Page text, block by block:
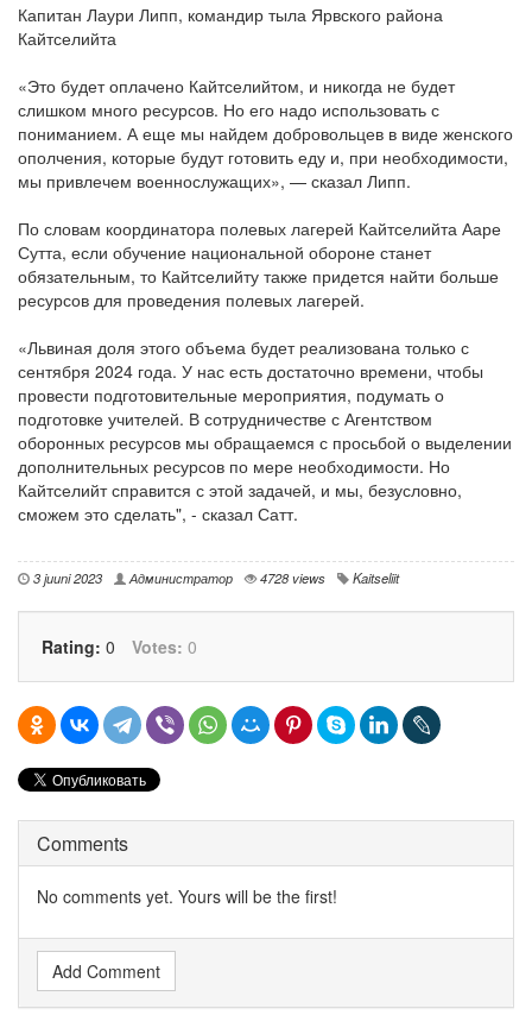
Капитан Лаури Липп, командир тыла Ярвского района
Кайтселийта
«Это будет оплачено Кайтселийтом, и никогда не будет
слишком много ресурсов. Но его надо использовать с
пониманием. А еще мы найдем добровольцев в виде женского
ополчения, которые будут готовить еду и, при необходимости,
мы привлечем военнослужащих», — сказал Липп.
По словам координатора полевых лагерей Кайтселийта Ааре
Сутта, если обучение национальной обороне станет
обязательным, то Кайтселийту также придется найти больше
ресурсов для проведения полевых лагерей.
«Львиная доля этого объема будет реализована только с
сентября 2024 года. У нас есть достаточно времени, чтобы
провести подготовительные мероприятия, подумать о
подготовке учителей. В сотрудничестве с Агентством
оборонных ресурсов мы обращаемся с просьбой о выделении
дополнительных ресурсов по мере необходимости. Но
Кайтселийт справится с этой задачей, и мы, безусловно,
сможем это сделать", - сказал Сатт.
3 juuni 2023 Администратор 4728 views Kaitseliit
Rating: 0 Votes: 0
Comments
No comments yet. Yours will be the first!
Add Comment